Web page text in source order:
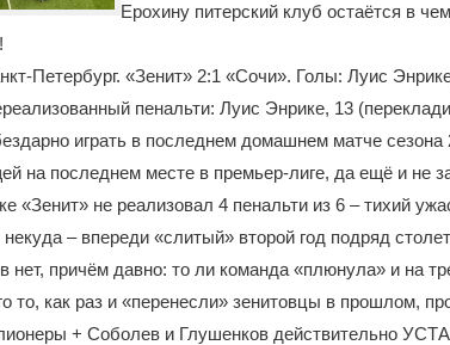
Ерохину питерский клуб остаётся в
Петербург. «Зенит» 2:1 «Сочи». Голы: Луис
пенальти: Луис Энрике, 13
играть в последнем домашнем матче
на последнем месте в премьер-лиге, да ещё и не
«Зенит» не реализовал 4 пенальти из 6 – тихий
некуда – впереди «слитый» второй год подряд
нет, причём давно: то ли команда «плюнула» и на
то, как раз и «перенесли» зенитовцы в прошлом,
+ Соболев и Глушенков действительно